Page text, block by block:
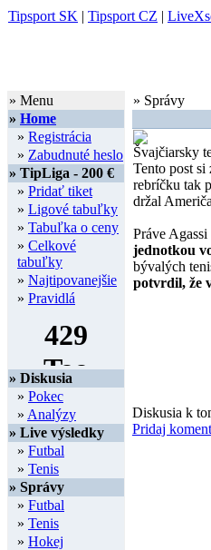
Tipsport SK | Tipsport CZ |
» Menu
» Home
» Registrácia
» Zabudnuté heslo
» TipLiga - 200 €
» Pridať tiket
» Ligové tabuľky
» Tabuľka o ceny
» Celkové
tabuľky
» Najtipovanejšie
» Pravidlá
» Diskusia
» Pokec
» Analýzy
» Live výsledky
» Futbal
» Tenis
» Správy
» Futbal
» Tenis
» Hokej
» Správy
Švajčiarsky
Tento post
rebríčku tak
držal
Práve
jednotkou
bývalých
potvrdil, že
Diskusia k
Pridaj